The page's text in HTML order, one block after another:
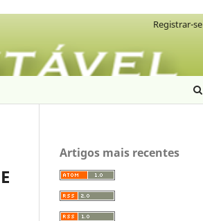
Registrar-se
Artigos mais recentes